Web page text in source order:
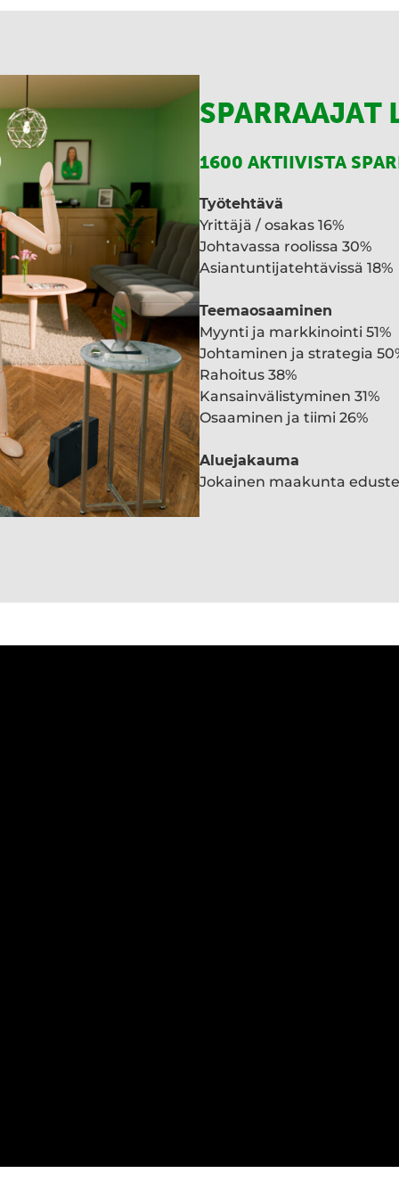
SPARRAAJAT
1600 AKTIIVISTA
Työtehtävä
Yrittäjä / osakas 16%
Johtavassa roolissa 30%
Asiantuntijatehtävissä 18%
Teemaosaaminen
Myynti ja markkinointi 51%
Johtaminen ja strategia
Rahoitus 38%
Kansainvälistyminen 31%
Osaaminen ja tiimi 26%
Aluejakauma
Jokainen maakunta